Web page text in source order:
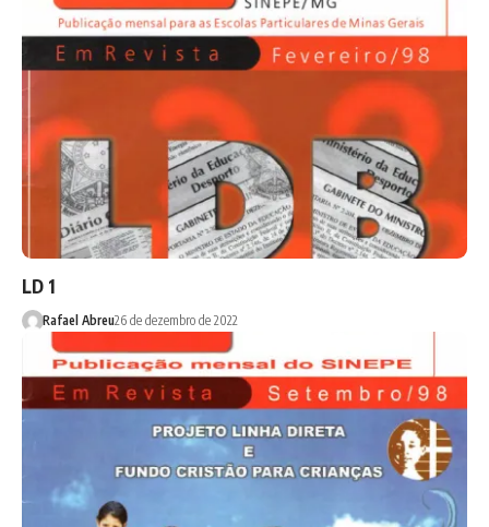
LD 1
Rafael Abreu26 de dezembro de 2022